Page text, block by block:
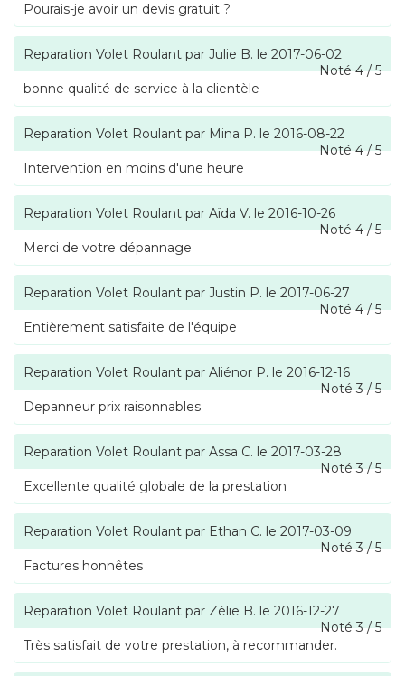
Pourais-je avoir un devis gratuit ?
Reparation Volet Roulant par Julie B. le 2017-06-02
Noté4/5
bonne qualité de service à la clientèle
Reparation Volet Roulant par Mina P. le 2016-08-22
Noté4/5
Intervention en moins d'une heure
Reparation Volet Roulant par Aïda V. le 2016-10-26
Noté4/5
Merci de votre dépannage
Reparation Volet Roulant par Justin P. le 2017-06-27
Noté4/5
Entièrement satisfaite de l'équipe
Reparation Volet Roulant par Aliénor P. le 2016-12-16
Noté3/5
Depanneur prix raisonnables
Reparation Volet Roulant par Assa C. le 2017-03-28
Noté3/5
Excellente qualité globale de la prestation
Reparation Volet Roulant par Ethan C. le 2017-03-09
Noté3/5
Factures honnêtes
Reparation Volet Roulant par Zélie B. le 2016-12-27
Noté3/5
Très satisfait de votre prestation, à recommander.